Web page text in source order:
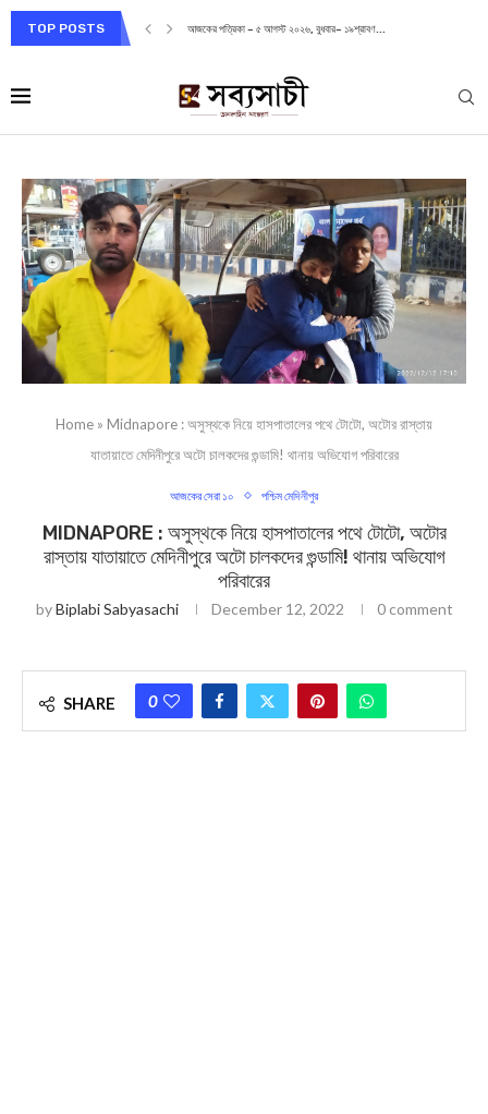
TOP POSTS আজকের পত্রিকা – ৫ আগস্ট ২০২৬, বুধবার– ১৯শ্রাবণ...
Home » Midnapore : অসুস্থকে নিয়ে হাসপাতালের পথে টোটো, অটোর রাস্তায়
যাতায়াতে মেদিনীপুরে অটো চালকদের গুন্ডামি! থানায় অভিযোগ পরিবারের
আজকের সেরা ১০ পশ্চিম মেদিনীপুর
MIDNAPORE : অসুস্থকে নিয়ে হাসপাতালের পথে টোটো, অটোর
রাস্তায় যাতায়াতে মেদিনীপুরে অটো চালকদের গুন্ডামি! থানায় অভিযোগ
পরিবারের
byBiplabi Sabyasachi December 12, 2022 0 comment
SHARE 0